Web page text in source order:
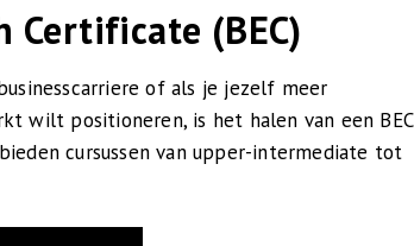
Certificate (BEC)
of als je jezelf meer
wilt positioneren, is het halen van een BEC
cursussen van upper-intermediate tot